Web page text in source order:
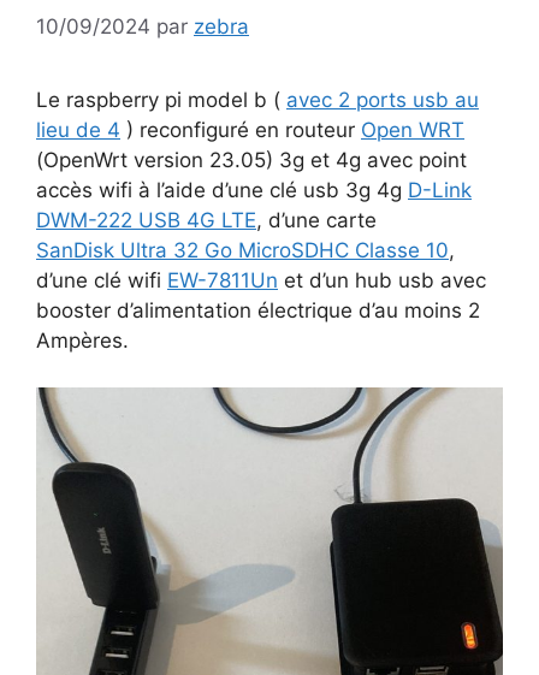
10/09/2024 par zebra
Le raspberry pi model b ( avec 2 ports usb au
lieu de 4 ) reconfiguré en routeur Open WRT
(OpenWrt version 23.05) 3g et 4g avec point
accès wifi à l’aide d’une clé usb 3g 4g D-Link
DWM-222 USB 4G LTE, d’une carte
SanDisk Ultra 32 Go MicroSDHC Classe 10,
d’une clé wifi EW-7811Un et d’un hub usb avec
booster d’alimentation électrique d’au moins 2
Ampères.